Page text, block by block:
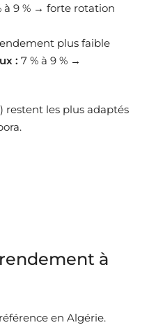
à 9 % → forte rotation
plus faible
: 7 % à 9 % →
restent les plus adaptés
rendement à
en Algérie.